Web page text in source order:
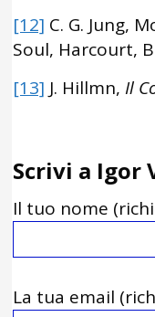
[12] C. G. Jung,
Soul, Harcourt,
[13] J. Hillmn, Il
Scrivi a Igor
Il tuo nome
La tua email